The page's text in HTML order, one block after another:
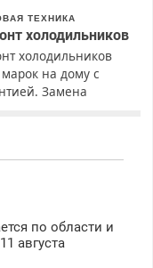
ТЕХНИКА
холодильников
холодильников
марок на дому с
Замена
бесплатный.
по области и
августа